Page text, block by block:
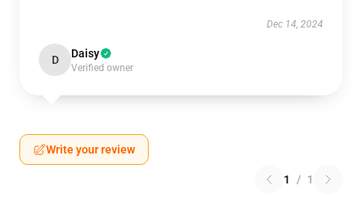
Dec 14, 2024
D Daisy
Verified owner
Write your review
1 / 1